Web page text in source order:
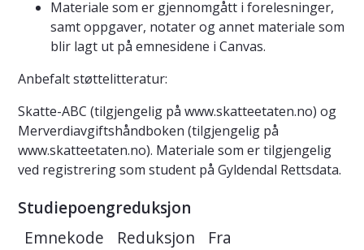
Materiale som er gjennomgått i forelesninger,
samt oppgaver, notater og annet materiale som
blir lagt ut på emnesidene i Canvas.
​Anbefalt støttelitteratur:
Skatte-ABC (tilgjengelig på www.skatteetaten.no) og
Merverdiavgiftshåndboken (tilgjengelig på
www.skatteetaten.no). Materiale som er tilgjengelig
ved registrering som student på Gyldendal Rettsdata.
Studiepoengreduksjon
Emnekode Reduksjon Fra